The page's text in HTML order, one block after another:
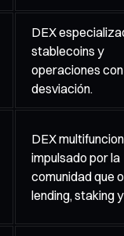
DEX
stablecoins y
operaciones
desviación.
DEX
impulsado por la
comunidad que
lending, staking